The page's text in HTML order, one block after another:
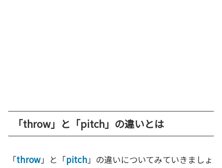
「throw」と「pitch」の違いとは
「throw」と「pitch」の違いについてみていきましょ